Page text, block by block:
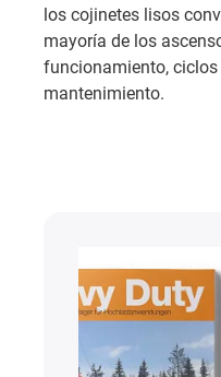
los cojinetes lisos
mayoría de los
funcionamiento, ciclos
mantenimiento.